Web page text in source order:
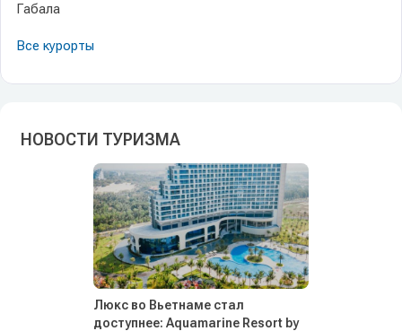
Габала
Все курорты
НОВОСТИ ТУРИЗМА
Люкс во Вьетнаме стал
доступнее: Aquamarine Resort by